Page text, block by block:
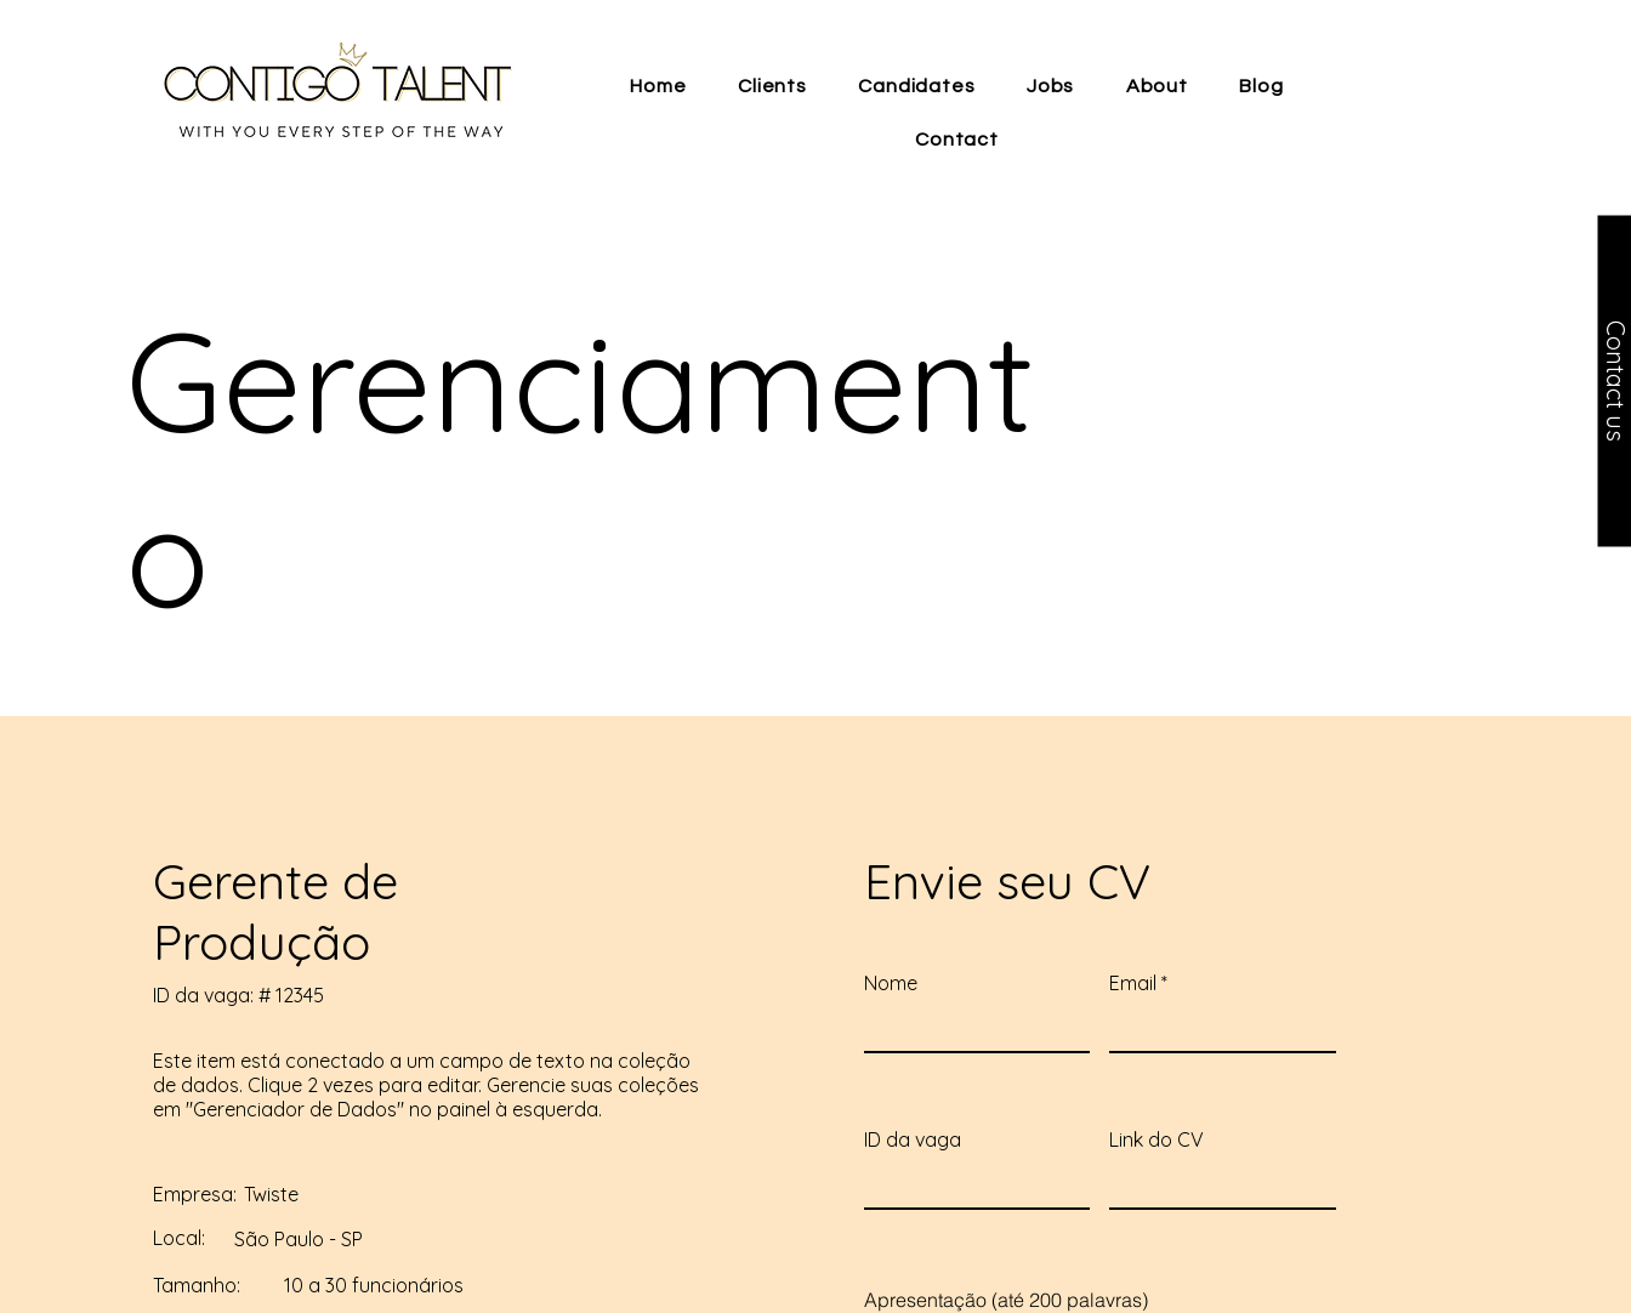
Contact us
Home Clients Candidates Jobs About Blog
Contact
Gerenciament
o
Gerente de
Produção
ID da vaga: # 12345
Este item está conectado a um campo de texto na coleção
de dados. Clique 2 vezes para editar. Gerencie suas coleções
em "Gerenciador de Dados" no painel à esquerda.
Empresa: Twiste
Local:
São Paulo - SP
Tamanho:
10 a 30 funcionários
Envie seu CV
Nome Email
ID da vaga Link do CV
Apresentação (até 200 palavras)